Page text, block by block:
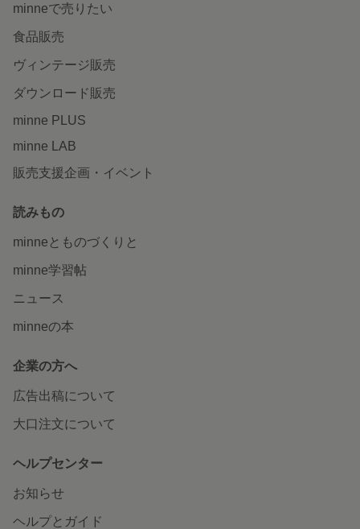
minneで売りたい
食品販売
ヴィンテージ販売
ダウンロード販売
minne PLUS
minne LAB
販売支援企画・イベント
読みもの
minneとものづくりと
minne学習帖
ニュース
minneの本
企業の方へ
広告出稿について
大口注文について
ヘルプセンター
お知らせ
ヘルプとガイド